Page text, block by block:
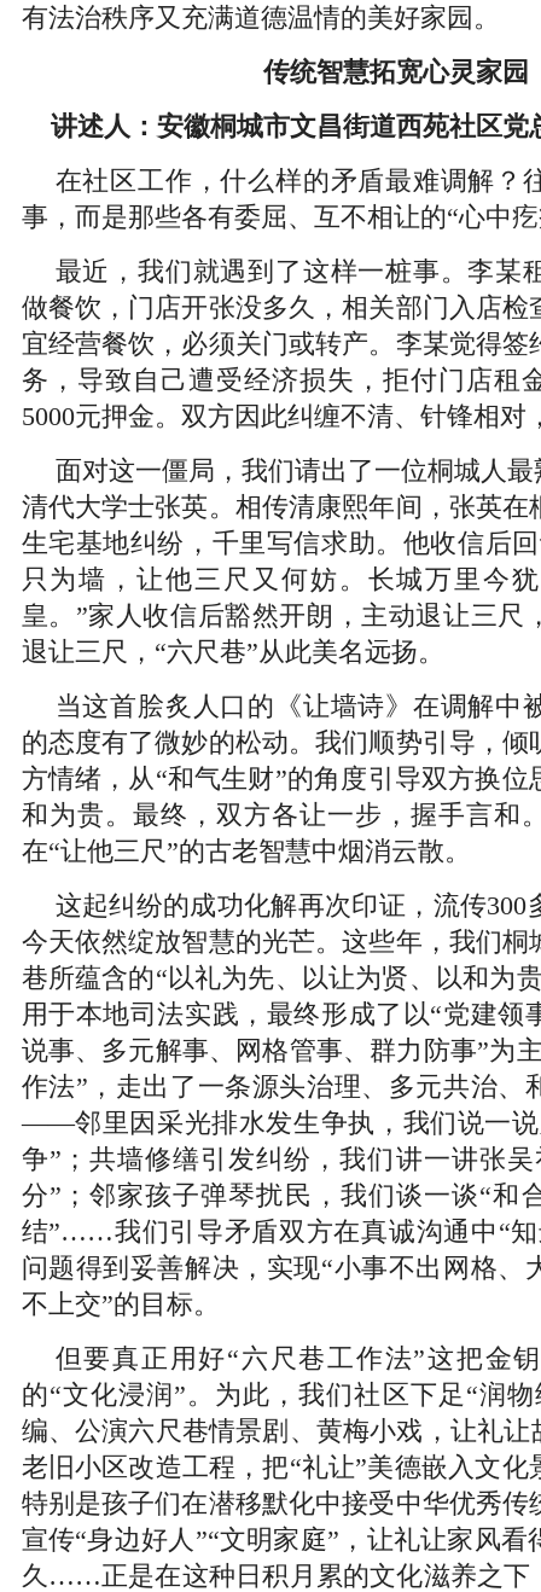
有法治秩序又充满道德温情的美好家园。
传统智慧拓宽心灵家园
讲述人：安徽桐城市文昌街道西苑社区
在社区工作，什么样的矛盾最难调解？
事，而是那些各有委屈、互不相让的“心中
最近，我们就遇到了这样一桩事。李某
做餐饮，门店开张没多久，相关部门入店检
宜经营餐饮，必须关门或转产。李某觉得签
务，导致自己遭受经济损失，拒付门店租
5000元押金。双方因此纠缠不清、针锋相对
面对这一僵局，我们请出了一位桐城人
清代大学士张英。相传清康熙年间，张英在
生宅基地纠纷，千里写信求助。他收信后
只为墙，让他三尺又何妨。长城万里今
皇。”家人收信后豁然开朗，主动退让三尺
退让三尺，“六尺巷”从此美名远扬。
当这首脍炙人口的《让墙诗》在调解中
的态度有了微妙的松动。我们顺势引导，倾
方情绪，从“和气生财”的角度引导双方换位
和为贵。最终，双方各让一步，握手言和
在“让他三尺”的古老智慧中烟消云散。
这起纠纷的成功化解再次印证，流传300
今天依然绽放智慧的光芒。这些年，我们桐
巷所蕴含的“以礼为先、以让为贤、以和为
用于本地司法实践，最终形成了以“党建领
说事、多元解事、网格管事、群力防事”为
作法”，走出了一条源头治理、多元共治、
——邻里因采光排水发生争执，我们说一说
争”；共墙修缮引发纠纷，我们讲一讲张
分”；邻家孩子弹琴扰民，我们谈一谈“和
结”……我们引导矛盾双方在真诚沟通中“
问题得到妥善解决，实现“小事不出网格、
不上交”的目标。
但要真正用好“六尺巷工作法”这把金
的“文化浸润”。为此，我们社区下足“润
编、公演六尺巷情景剧、黄梅小戏，让礼让
老旧小区改造工程，把“礼让”美德嵌入文化
特别是孩子们在潜移默化中接受中华优秀传
宣传“身边好人”“文明家庭”，让礼让家风
久……正是在这种日积月累的文化滋养之下